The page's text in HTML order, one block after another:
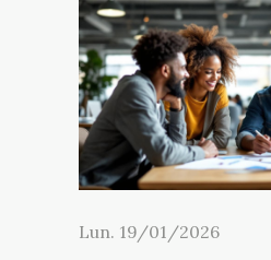
Lun. 19/01/2026